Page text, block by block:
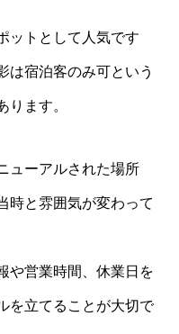
ットとして人気です
は宿泊客のみ可という
ります。
ューアルされた場所
時と雰囲気が変わって
や営業時間、休業日を
を立てることが大切で